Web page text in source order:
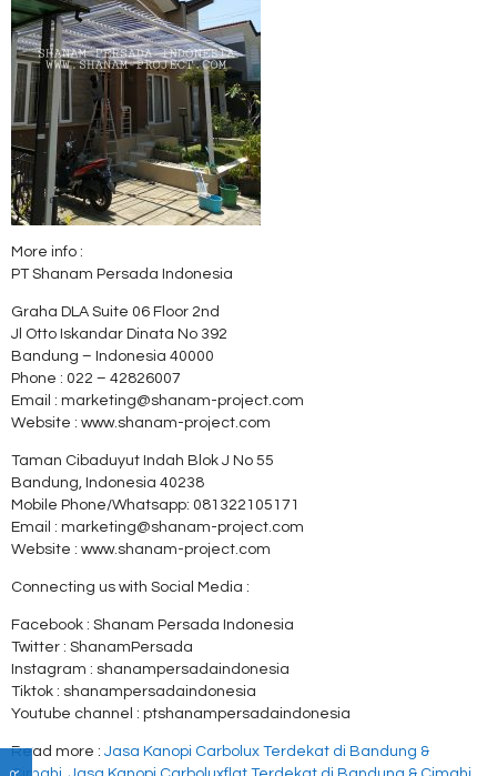
More info :
PT Shanam Persada Indonesia
Graha DLA Suite 06 Floor 2nd
Jl Otto Iskandar Dinata No 392
Bandung – Indonesia 40000
Phone : 022 – 42826007
Email : marketing@shanam-project.com
Website : www.shanam-project.com
Taman Cibaduyut Indah Blok J No 55
Bandung, Indonesia 40238
Mobile Phone/Whatsapp: 081322105171
Email : marketing@shanam-project.com
Website : www.shanam-project.com
Connecting us with Social Media :
Facebook : Shanam Persada Indonesia
Twitter : ShanamPersada
Instagram : shanampersadaindonesia
Tiktok : shanampersadaindonesia
Youtube channel : ptshanampersadaindonesia
Read more : Jasa Kanopi Carbolux Terdekat di Bandung &